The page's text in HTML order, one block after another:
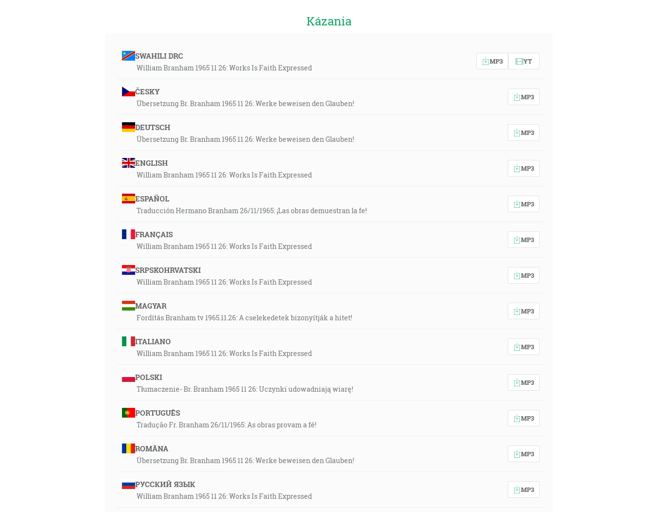
Kázania
SWAHILI DRC
William Branham 1965 11 26: Works Is Faith Expressed
MP3 YT
ČESKY
Übersetzung Br. Branham 1965 11 26: Werke beweisen den Glauben!
MP3
DEUTSCH
Übersetzung Br. Branham 1965 11 26: Werke beweisen den Glauben!
MP3
ENGLISH
William Branham 1965 11 26: Works Is Faith Expressed
MP3
ESPAÑOL
Traducción Hermano Branham 26/11/1965: ¡Las obras demuestran la fe!
MP3
FRANÇAIS
William Branham 1965 11 26: Works Is Faith Expressed
MP3
SRPSKOHRVATSKI
William Branham 1965 11 26: Works Is Faith Expressed
MP3
MAGYAR
Fordítás Branham tv 1965.11.26: A cselekedetek bizonyítják a hitet!
MP3
ITALIANO
William Branham 1965 11 26: Works Is Faith Expressed
MP3
POLSKI
Tłumaczenie- Br. Branham 1965 11 26: Uczynki udowadniają wiarę!
MP3
PORTUGUÊS
Tradução Fr. Branham 26/11/1965: As obras provam a fé!
MP3
ROMÂNA
Übersetzung Br. Branham 1965 11 26: Werke beweisen den Glauben!
MP3
РУССКИЙ ЯЗЫК
William Branham 1965 11 26: Works Is Faith Expressed
MP3